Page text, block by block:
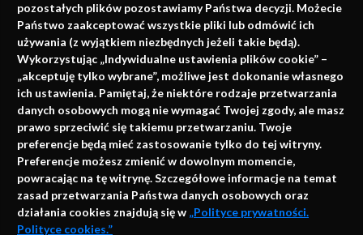
pozostałych plików pozostawiamy Państwa decyzji. Możecie
Państwo zaakceptować wszystkie pliki lub odmówić ich
używania (z wyjątkiem niezbędnych jeżeli takie będą).
Wykorzystując „Indywidualne ustawienia plików cookie” –
„akceptuję tylko wybrane”, możliwe jest dokonanie własnego
ich ustawienia. Pamiętaj, że niektóre rodzaje przetwarzania
danych osobowych mogą nie wymagać Twojej zgody, ale masz
prawo sprzeciwić się takiemu przetwarzaniu. Twoje
preferencje będą mieć zastosowanie tylko do tej witryny.
Preferencje możesz zmienić w dowolnym momencie,
powracając na tę witrynę. Szczegółowe informacje na temat
zasad przetwarzania Państwa danych osobowych oraz
działania cookies znajdują się w „Polityce prywatności.
Polityce cookies.”
Napisz do nas
info@faktymedyczne.pl
ul. Towarowa 2
43-460 Wisła
Redakcja medyczna:
ul. Wolności 338b